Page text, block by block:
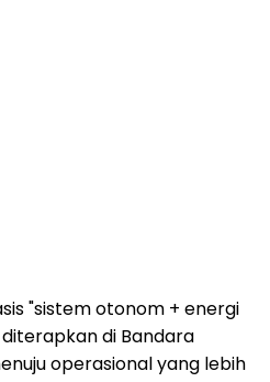
"sistem otonom + energi
di Bandara
operasional yang lebih